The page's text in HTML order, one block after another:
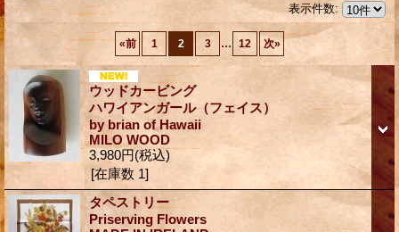
表示件数:
«前 1 2 3 ... 12 次»
ウッドカービング
ハワイアンガール（フェイス）
by brian of Hawaii
MILO WOOD
3,980円(税込)
[在庫数 1]
タペストリー
Priserving Flowers